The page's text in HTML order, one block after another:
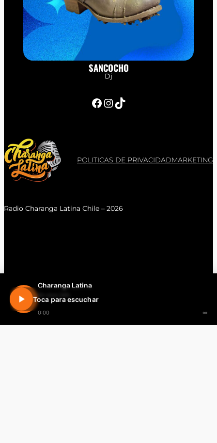
Charanga Latina
En vivo 24h
0:00 ∞
Toca para escuchar
SANCOCHO
Dj
Facebook InstagramTikTok
POLITICAS DE PRIVACIDADMARKETING
Radio Charanga Latina Chile – 2026